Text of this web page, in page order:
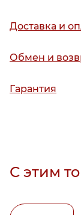
Доставка и
Обмен и
Гарантия
С этим